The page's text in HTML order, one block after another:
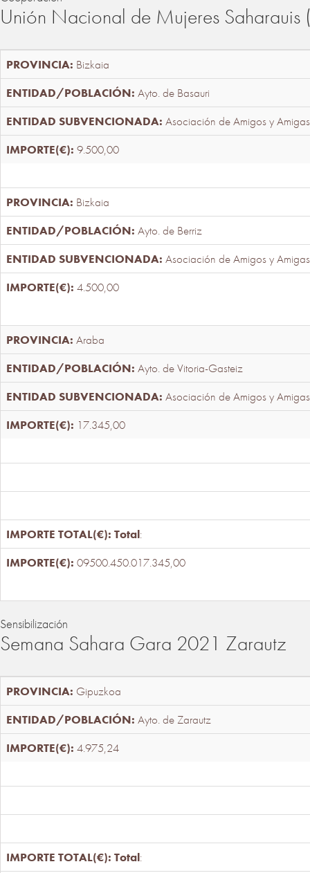
Unión Nacional de Mujeres
Bizkaia
Ayto. de Basauri
Asociación de Amigos y
9.500,00
Bizkaia
Ayto. de Berriz
Asociación de Amigos y
4.500,00
Araba
Ayto. de Vitoria-Gasteiz
Asociación de Amigos y
17.345,00
Total:
09500.450.017.345,00
Sensibilización
Semana Sahara Gara 2021 Zarautz
Gipuzkoa
Ayto. de Zarautz
4.975,24
Total: